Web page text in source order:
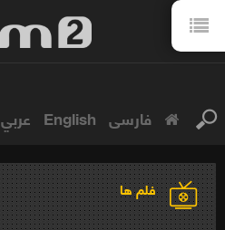
فارسی English عربي
فلم ها